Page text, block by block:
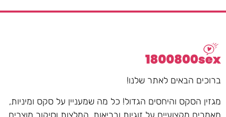
ברוכים הבאים לאתר שלנו!
מגזין הסקס והיחסים הגדול! כל מה שמעניין על סקס ומיניות,